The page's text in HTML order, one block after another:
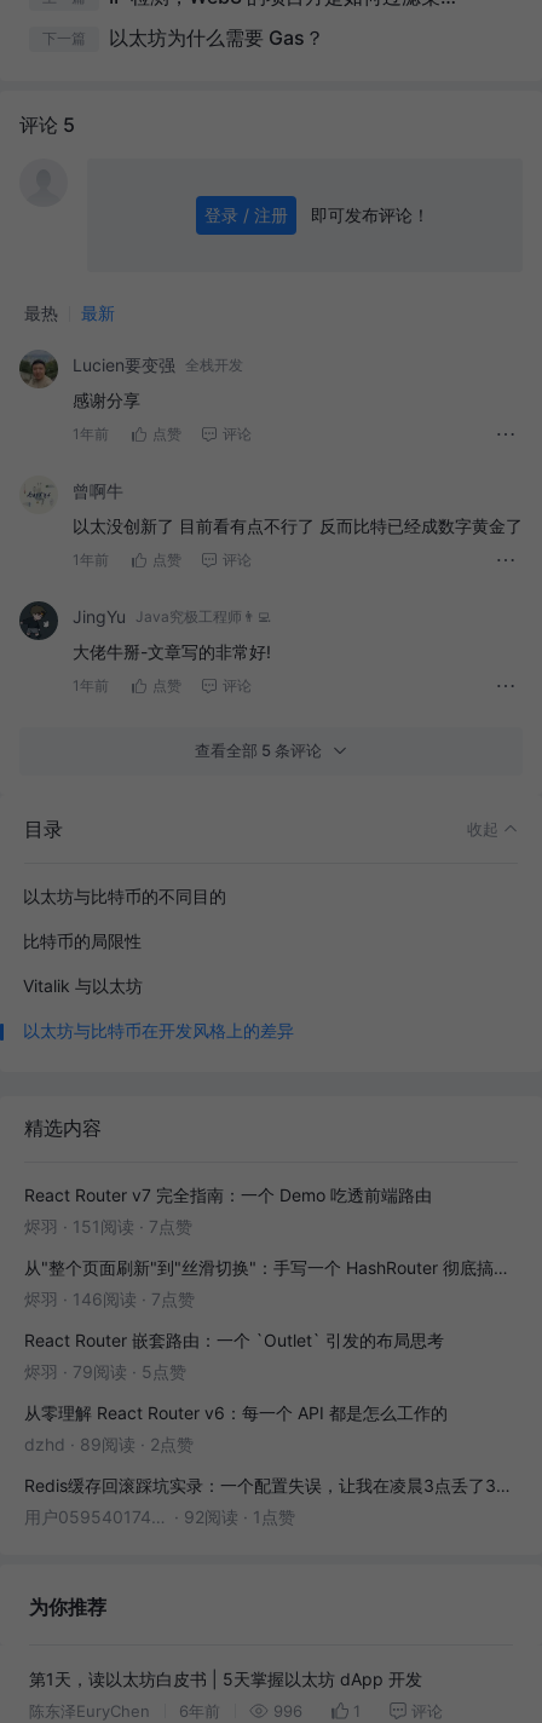
下一篇 以太坊为什么需要 Gas？
评论 5
登录 / 注册 即可发布评论！
最热 最新
Lucien要变强 全栈开发
感谢分享
1年前 点赞 评论
曾啊牛
以太没创新了 目前看有点不行了 反而比特已经成数字黄金了
1年前 点赞 评论
JingYu Java究极工程师👨‍💻
大佬牛掰-文章写的非常好!
1年前 点赞 评论
查看全部 5 条评论
目录 收起
以太坊与比特币的不同目的
比特币的局限性
Vitalik 与以太坊
以太坊与比特币在开发风格上的差异
精选内容
React Router v7 完全指南：一个 Demo 吃透前端路由
烬羽 · 151阅读 · 7点赞
从"整个页面刷新"到"丝滑切换"：手写一个 HashRouter 彻底搞懂前端路由
烬羽 · 146阅读 · 7点赞
React Router 嵌套路由：一个 `Outlet` 引发的布局思考
烬羽 · 79阅读 · 5点赞
从零理解 React Router v6：每一个 API 都是怎么工作的
dzhd · 89阅读 · 2点赞
Redis缓存回滚踩坑实录：一个配置失误，让我在凌晨3点丢了3000条数据
用户05954017446 · 92阅读 · 1点赞
为你推荐
第1天，读以太坊白皮书 | 5天掌握以太坊 dApp 开发
陈东泽EuryChen 6年前 996 1 评论